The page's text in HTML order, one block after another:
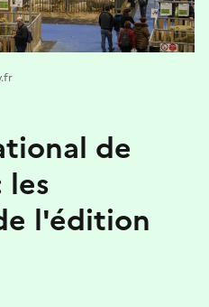
de
les
l'édition